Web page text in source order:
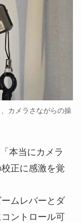
カメラさながらの操
本当にカメラ
正に感激を覚
ムレバーとダ
ントロール可